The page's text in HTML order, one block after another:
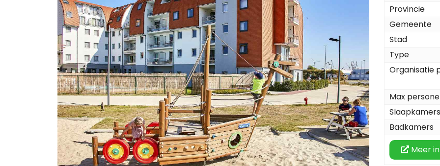
Provincie
Gemeente
Stad
Type
Organisatie
Max
Slaapkamers
Badkamers
Meer